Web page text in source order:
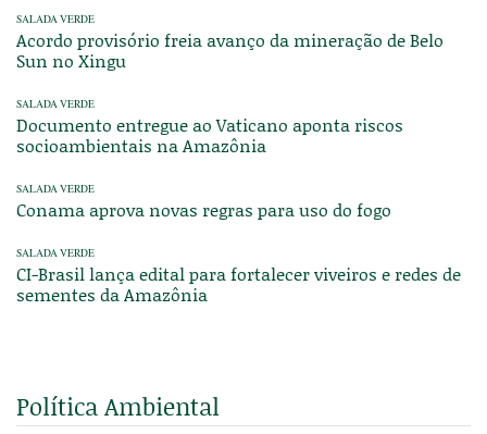
SALADA VERDE
Acordo provisório freia avanço da mineração de Belo
Sun no Xingu
SALADA VERDE
Documento entregue ao Vaticano aponta riscos
socioambientais na Amazônia
SALADA VERDE
Conama aprova novas regras para uso do fogo
SALADA VERDE
CI-Brasil lança edital para fortalecer viveiros e redes de
sementes da Amazônia
Política Ambiental